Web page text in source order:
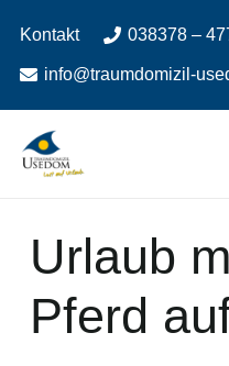
Inhalt
springen
Navigation
springen
Kontakt 038378 –
info@traumdomizil-
Urlaub
Pferd